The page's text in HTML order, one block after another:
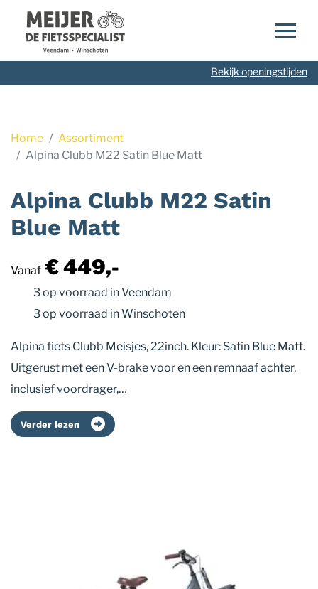
Navigatie
Bekijk openingstijden
Home
Assortiment
Alpina Clubb M22 Satin Blue Matt
Alpina Clubb M22 Satin
Blue Matt
Vanaf € 449,-
3 op voorraad in Veendam
3 op voorraad in Winschoten
Alpina fiets Clubb Meisjes, 22inch. Kleur: Satin Blue Matt.
Uitgerust met een V-brake voor en een remnaaf achter,
inclusief voordrager,…
Verder lezen